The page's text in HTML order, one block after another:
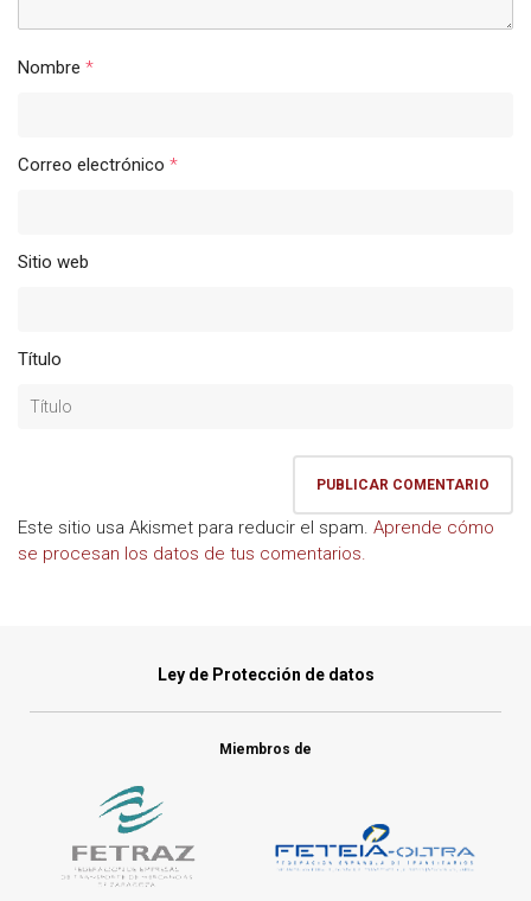
Nombre *
Correo electrónico *
Sitio web
Título
Este sitio usa Akismet para reducir el spam. Aprende cómo
se procesan los datos de tus comentarios.
Ley de Protección de datos
Miembros de